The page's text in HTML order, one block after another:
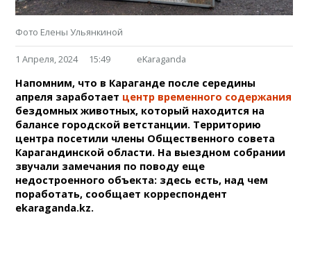
Фото Елены Ульянкиной
1 Апреля, 2024 15:49 eKaraganda
Напомним, что в Караганде после середины
апреля заработает центр временного содержания
бездомных животных, который находится на
балансе городской ветстанции. Территорию
центра посетили члены Общественного совета
Карагандинской области. На выездном собрании
звучали замечания по поводу еще
недостроенного объекта: здесь есть, над чем
поработать, сообщает корреспондент
ekaraganda.kz.